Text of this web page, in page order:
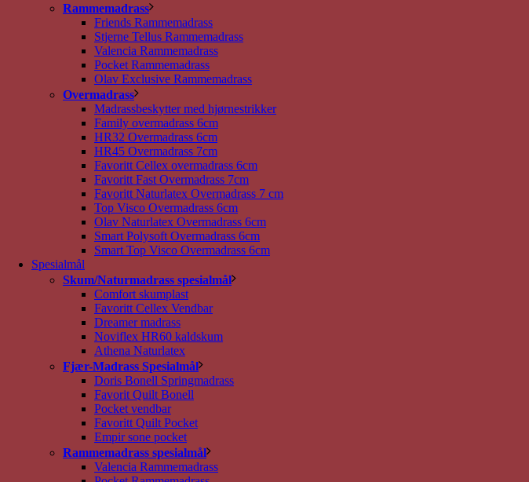
Rammemadrass
Friends Rammemadrass
Stjerne Tellus Rammemadrass
Valencia Rammemadrass
Pocket Rammemadrass
Olav Exclusive Rammemadrass
Overmadrass
Madrassbeskytter med hjørnestrikker
Family overmadrass 6cm
HR32 Overmadrass 6cm
HR45 Overmadrass 7cm
Favoritt Cellex overmadrass 6cm
Favoritt Fast Overmadrass 7cm
Favoritt Naturlatex Overmadrass 7 cm
Top Visco Overmadrass 6cm
Olav Naturlatex Overmadrass 6cm
Smart Polysoft Overmadrass 6cm
Smart Top Visco Overmadrass 6cm
Spesialmål
Skum/Naturmadrass spesialmål
Comfort skumplast
Favoritt Cellex Vendbar
Dreamer madrass
Noviflex HR60 kaldskum
Athena Naturlatex
Fjær-Madrass Spesialmål
Doris Bonell Springmadrass
Favorit Quilt Bonell
Pocket vendbar
Favoritt Quilt Pocket
Empir sone pocket
Rammemadrass spesialmål
Valencia Rammemadrass